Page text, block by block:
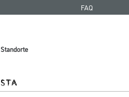
FAQ
Standorte